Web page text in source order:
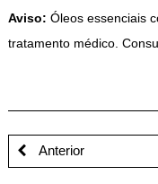
Aviso: Óleos essenciais
tratamento médico.
Anterior